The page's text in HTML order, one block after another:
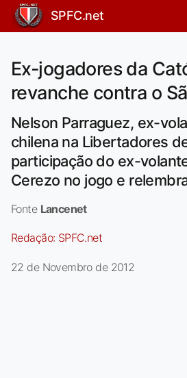
SPFC.net
Ex-jogadores da
revanche contra o
Nelson Parraguez, ex-
chilena na Libertadores
participação do ex-
Cerezo no jogo e
Fonte Lancenet
Redação: SPFC.net
22 de Novembro de 2012